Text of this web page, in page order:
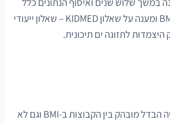
נתוני גיל, משקל, גובה, BMI ומענה על שאלון KIDMED – שאלון ייעודי
היצמדות לתזונה ים תיכונית.
בתחילת המחקר – לא היה הבדל מובהק בין הקבוצות ב-BMI וגם לא